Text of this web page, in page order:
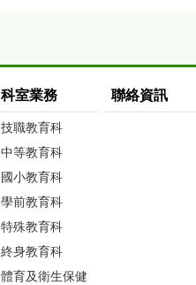
科室業務
技職教育科
中等教育科
國小教育科
學前教育科
特殊教育科
終身教育科
體育及衛生保健
聯絡資訊